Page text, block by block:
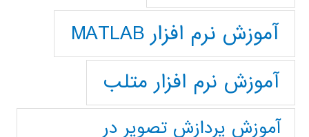
آموزش نرم افزار MATLAB
آموزش نرم افزار متلب
آموزش پردازش تصوير در